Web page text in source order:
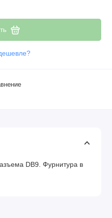
DB9. Фурнитура в